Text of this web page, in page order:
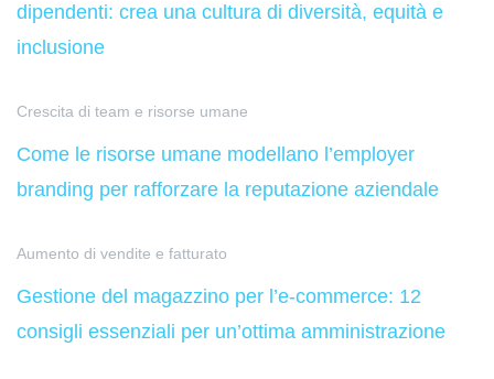
dipendenti: crea una cultura di diversità, equità e
inclusione
Crescita di team e risorse umane
Come le risorse umane modellano l’employer
branding per rafforzare la reputazione aziendale
Aumento di vendite e fatturato
Gestione del magazzino per l’e-commerce: 12
consigli essenziali per un’ottima amministrazione